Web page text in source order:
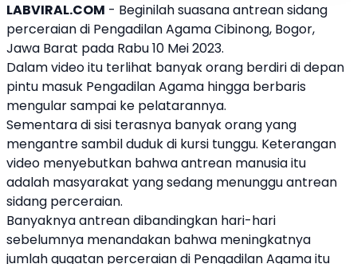
LABVIRAL.COM - Beginilah suasana antrean sidang
perceraian di Pengadilan Agama Cibinong, Bogor,
Jawa Barat pada Rabu 10 Mei 2023.
Dalam video itu terlihat banyak orang berdiri di depan
pintu masuk Pengadilan Agama hingga berbaris
mengular sampai ke pelatarannya.
Sementara di sisi terasnya banyak orang yang
mengantre sambil duduk di kursi tunggu. Keterangan
video menyebutkan bahwa antrean manusia itu
adalah masyarakat yang sedang menunggu antrean
sidang perceraian.
Banyaknya antrean dibandingkan hari-hari
sebelumnya menandakan bahwa meningkatnya
jumlah gugatan perceraian di Pengadilan Agama itu